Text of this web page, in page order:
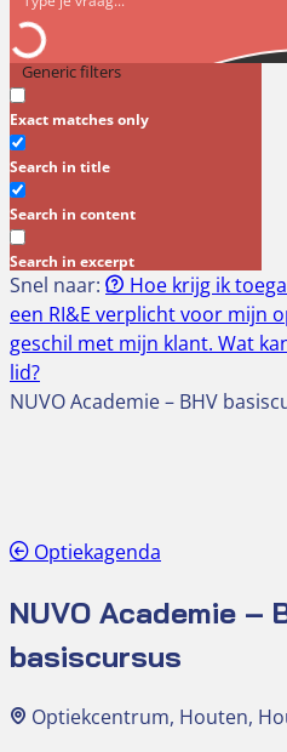
Generic filters
Exact matches only
Search in title
Search in content
Search in excerpt
Snel naar: Hoe krijg ik
een RI&E verplicht voor mijn
geschil met mijn klant. Wat
lid?
NUVO Academie – BHV
Optiekagenda
NUVO Academie –
basiscursus
Optiekcentrum, Houten,